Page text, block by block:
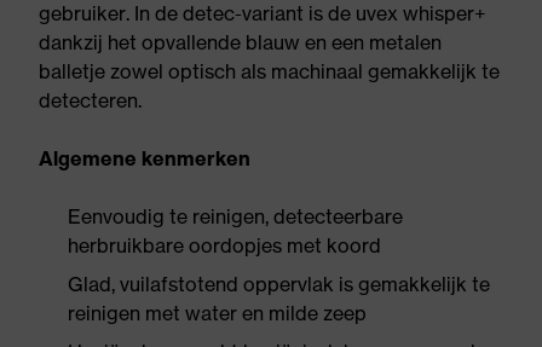
gebruiker. In de detec-variant is de uvex whisper+
dankzij het opvallende blauw en een metalen
balletje zowel optisch als machinaal gemakkelijk te
detecteren.
Algemene kenmerken
Eenvoudig te reinigen, detecteerbare
herbruikbare oordopjes met koord
Glad, vuilafstotend oppervlak is gemakkelijk te
reinigen met water en milde zeep